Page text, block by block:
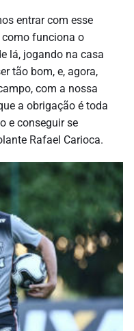
entrar com esse
como funciona o
lá, jogando na casa
tão bom, e, agora,
com a nossa
a obrigação é toda
e conseguir se
Rafael Carioca.